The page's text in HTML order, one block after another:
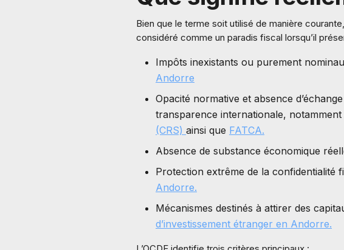
Bien que le terme soit utilisé de manière
considéré comme un paradis fiscal lorsqu’il
Impôts inexistants ou purement
Andorre
Opacité normative et absence
transparence internationale,
(CRS) ainsi que FATCA.
Absence de substance économique
Protection extrême de la confidentialité
Andorre.
Mécanismes destinés à attirer des
d’investissement étranger en Andorre.